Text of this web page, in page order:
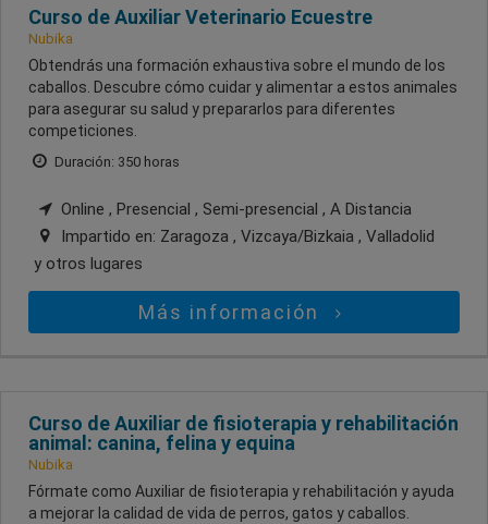
Curso de Auxiliar Veterinario Ecuestre
Nubika
Obtendrás una formación exhaustiva sobre el mundo de los
caballos. Descubre cómo cuidar y alimentar a estos animales
para asegurar su salud y prepararlos para diferentes
competiciones.
Duración: 350 horas
Online , Presencial , Semi-presencial , A Distancia
Impartido en: Zaragoza , Vizcaya/Bizkaia , Valladolid
y otros lugares
Más información
Curso de Auxiliar de fisioterapia y rehabilitación
animal: canina, felina y equina
Nubika
Fórmate como Auxiliar de fisioterapia y rehabilitación y ayuda
a mejorar la calidad de vida de perros, gatos y caballos.